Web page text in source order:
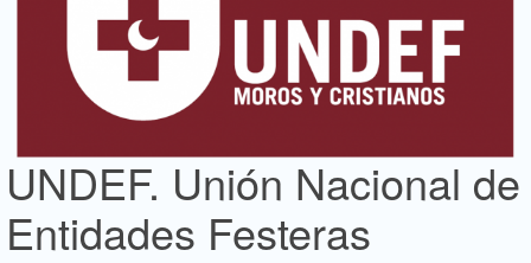
UNDEF. Unión Nacional de
Entidades Festeras